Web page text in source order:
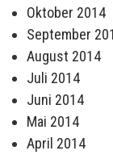
Oktober 2014
September
August 2014
Juli 2014
Juni 2014
Mai 2014
April 2014